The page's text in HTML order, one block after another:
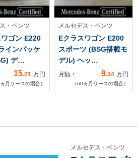
・ベンツ
ゴン E220
インパッケ
デ…
15.21 万円
ヵ月リースの場合）
メルセデス・ベンツ
Eクラスワゴン E200
スポーツ (BSG搭載モ
デル) ヘッ…
月額： 9.34 万円
（60ヵ月リースの場合）
メルセデス・ベンツ